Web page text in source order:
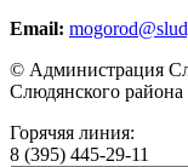
Email:
© Администрация
Слюдянского района
Горячяя линия:
8 (395) 445-29-11